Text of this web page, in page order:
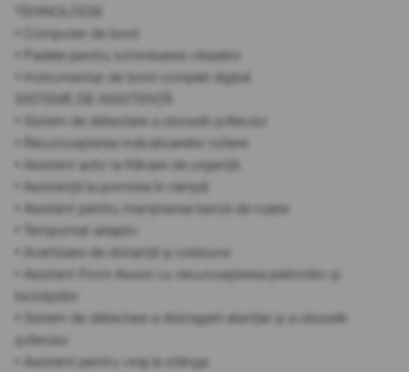
TEHNOLOGIE
• Computer de bord
• Padele pentru schimbarea vitezelor
• Instrumentar de bord complet digital
SISTEME DE ASISTENȚĂ
• Sistem de detectare a oboselii șoferului
• Recunoașterea indicatoarelor rutiere
• Asistent activ la frânare de urgență
• Asistență la pornirea în rampă
• Asistent pentru menținerea benzii de rulare
• Tempomat adaptiv
• Avertizare de distanță și coliziune
• Asistent Front Assist cu recunoașterea pietonilor și
bicicliștilor
• Sistem de detectare a distragerii atenției și a oboselii
șoferului
• Asistent pentru viraj la stânga